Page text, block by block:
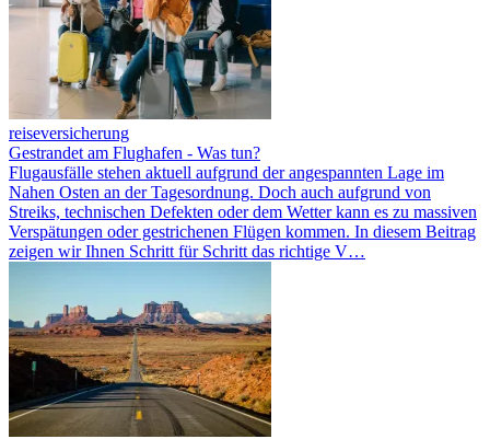
reiseversicherung
Gestrandet am Flughafen - Was tun?
Flugausfälle stehen aktuell aufgrund der angespannten Lage im
Nahen Osten an der Tagesordnung. Doch auch aufgrund von
Streiks, technischen Defekten oder dem Wetter kann es zu massiven
Verspätungen oder gestrichenen Flügen kommen. In diesem Beitrag
zeigen wir Ihnen Schritt für Schritt das richtige V…